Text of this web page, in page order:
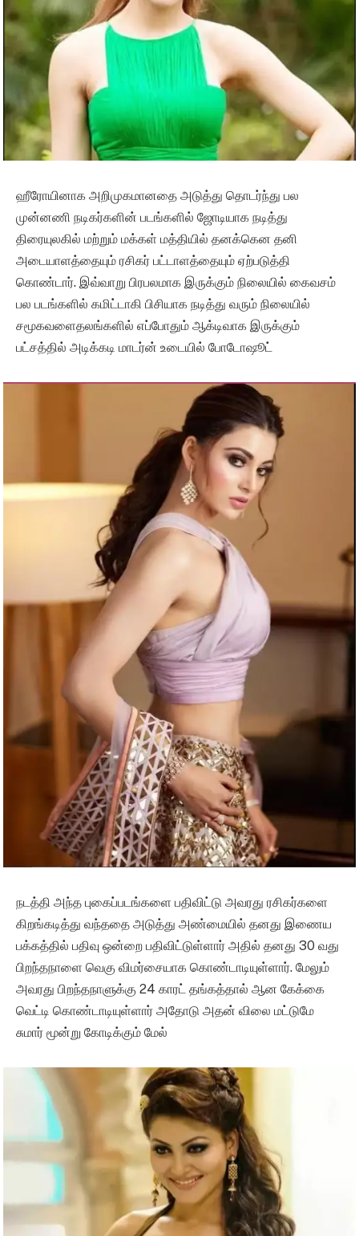
ஹீரோயினாக அறிமுகமானதை அடுத்து தொடர்ந்து பல
முன்னணி நடிகர்களின் படங்களில் ஜோடியாக நடித்து
திரையுலகில் மற்றும் மக்கள் மத்தியில் தனக்கென தனி
அடையாளத்தையும் ரசிகர் பட்டாளத்தையும் ஏற்படுத்தி
கொண்டார். இவ்வாறு பிரபலமாக இருக்கும் நிலையில் கைவசம்
பல படங்களில் கமிட்டாகி பிசியாக நடித்து வரும் நிலையில்
சமூகவளைதலங்களில் எப்போதும் ஆக்டிவாக இருக்கும்
பட்சத்தில் அடிக்கடி மாடர்ன் உடையில் போடோஷூட்
நடத்தி அந்த புகைப்படங்களை பதிவிட்டு அவரது ரசிகர்களை
கிறங்கடித்து வந்ததை அடுத்து அண்மையில் தனது இணைய
பக்கத்தில் பதிவு ஒன்றை பதிவிட்டுள்ளார் அதில் தனது 30 வது
பிறந்தநாளை வெகு விமர்சையாக கொண்டாடியுள்ளார். மேலும்
அவரது பிறந்தநாளுக்கு 24 காரட் தங்கத்தால் ஆன கேக்கை
வெட்டி கொண்டாடியுள்ளார் அதோடு அதன் விலை மட்டுமே
சுமார் மூன்று கோடிக்கும் மேல்